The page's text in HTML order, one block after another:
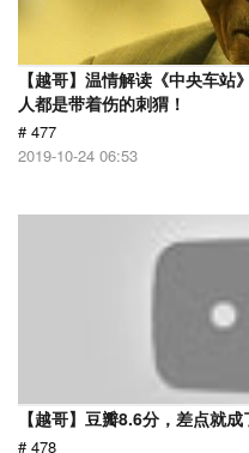
【越哥】温情解读《中央车
人都是带着伤的刺猬！
# 477
2019-10-24 06:53
【越哥】豆瓣8.6分，差点就
# 478